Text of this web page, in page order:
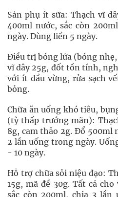
Sản phụ ít sữa: Thạch vĩ
400ml nước, sắc còn
ngày. Dùng liền 5 ngày.
Điều trị bỏng lửa (bỏng
vĩ dây 25g, đốt tồn tính,
với ít dầu vừng, rửa sạch
bỏng.
Chữa ăn uống khó tiêu,
(tỳ thấp trướng mãn):
8g, cam thảo 2g. Đổ 500ml
2 lần uống trong ngày.
- 10 ngày.
Hỗ trợ chữa sỏi niệu đạo:
15g, mã đề 30g. Tất cả
sắc còn 200ml, chia 3 lần